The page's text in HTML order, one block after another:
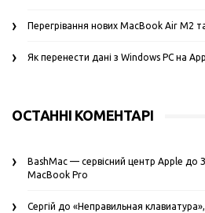
Перегрівання нових MacBook Air M2
Як перенести дані з Windows PC на
ОСТАННІ КОМЕНТАРІ
BashMac — сервісний центр Apple до
MacBook Pro
Сергій до «Неправильная